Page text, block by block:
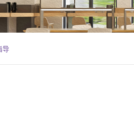
导